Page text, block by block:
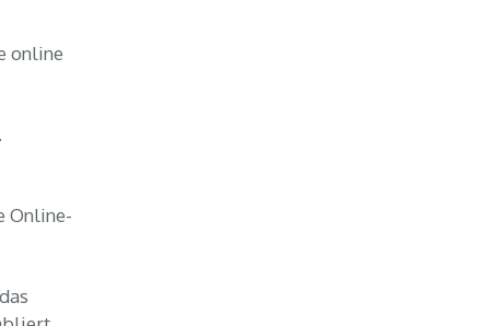
online
Online-